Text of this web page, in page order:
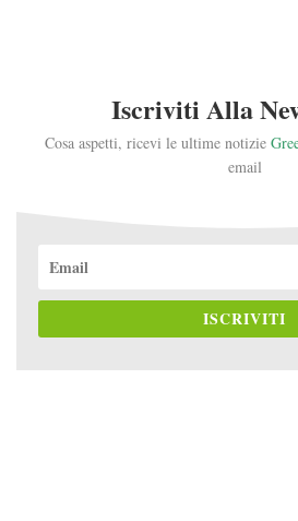
Iscriviti Alla
Cosa aspetti, ricevi le ultime notizie
email
ISCRIVITI